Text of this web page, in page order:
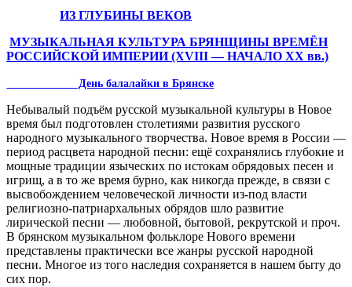
ИЗ ГЛУБИНЫ ВЕКОВ
МУЗЫКАЛЬНАЯ КУЛЬТУРА БРЯНЩИНЫ ВРЕМЁН
РОССИЙСКОЙ ИМПЕРИИ (XVIII — НАЧАЛО XX вв.)
День балалайки в Брянске
Небывалый подъём русской музы­кальной культуры в Новое
время был подготовлен столетиями развития рус­ского
народного музыкального творче­ства. Новое время в России —
период расцвета народной песни: ещё сохра­нялись глубокие и
мощные традиции языческих по истокам обрядовых песен и
игрищ, а в то же время бурно, как ни­когда прежде, в связи с
высвобождением человеческой личности из-под власти
религиозно-патриархальных обрядов шло развитие
лирической песни — лю­бовной, бытовой, рекрутской и проч.
В брянском музыкальном фольклоре Но­вого времени
представлены практиче­ски все жанры русской народной
песни. Многое из того наследия сохраняется в нашем быту до
сих пор.